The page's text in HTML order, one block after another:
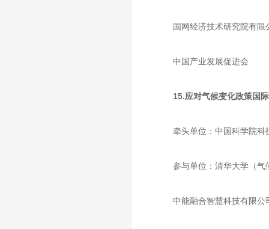
国网经济技术研究院有限
中国产业发展促进会
15.应对气候变化政策国
牵头单位：中国科学院科
参与单位：清华大学（
中能融合智慧科技有限公